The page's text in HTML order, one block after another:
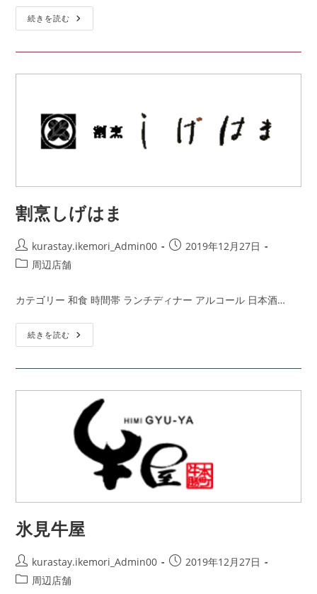
続きを読む
割烹しげはま
kurastay.ikemori_Admin00
2019年12月27日
周辺店舗
カテゴリー 和食 時間帯 ランチディナー アルコール 日本酒…
続きを読む
氷見牛屋
kurastay.ikemori_Admin00
2019年12月27日
周辺店舗